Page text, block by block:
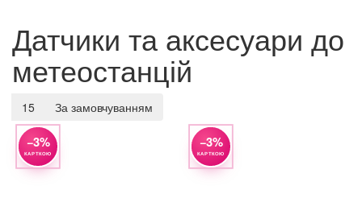
Датчики та аксесуари до
метеостанцій
15 За замовчуванням
−3%
КАРТКОЮ
−3%
КАРТКОЮ